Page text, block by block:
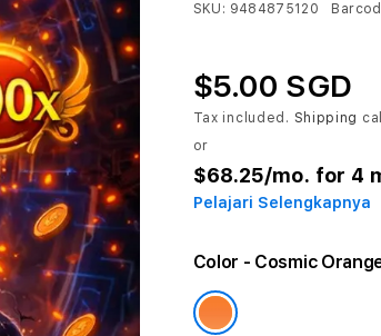
SKU: 9484875120
$5.00 SGD
Tax included. Shipping
or
$68.25/mo. for 4
Pelajari Selengkapnya
Color - Cosmic